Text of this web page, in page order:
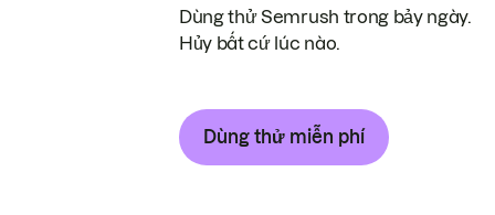
Dùng thử Semrush trong bảy ngày.
Hủy bất cứ lúc nào.
Dùng thử miễn phí